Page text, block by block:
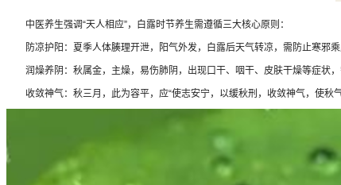
中医养生强调“天人相应”，白露时节养生需遵循三大核心原则：
防凉护阳：夏季人体腠理开泄，阳气外发，白露后天气转凉，需防止寒邪乘
润燥养阴：秋属金，主燥，易伤肺阴，出现口干、咽干、皮肤干燥等症状，
收敛神气：秋三月，此为容平，应“使志安宁，以缓秋刑，收敛神气，使秋